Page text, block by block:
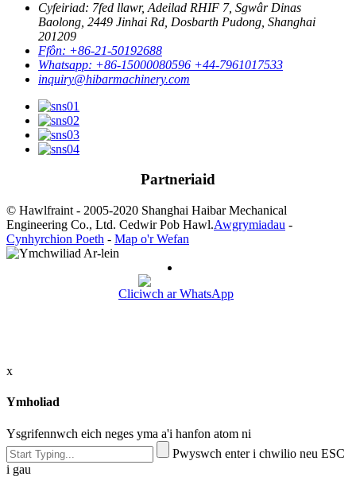
Cyfeiriad: 7fed llawr, Adeilad RHIF 7, Sgwâr Dinas
Baolong, 2449 Jinhai Rd, Dosbarth Pudong, Shanghai
201209
Ffôn: +86-21-50192688
Whatsapp: +86-15000080596 +44-7961017533
inquiry@hibarmachinery.com
Partneriaid
© Hawlfraint - 2005-2020 Shanghai Haibar Mechanical
Engineering Co., Ltd. Cedwir Pob Hawl.Awgrymiadau -
Cynhyrchion Poeth - Map o'r Wefan
Cliciwch ar WhatsApp
x
Ymholiad
Ysgrifennwch eich neges yma a'i hanfon atom ni
Pwyswch enter i chwilio neu ESC
i gau